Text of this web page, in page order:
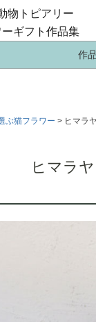
作
物トピアリー
ギフト作品集
ぶ猫フラワー ヒマラ
ヒマラ